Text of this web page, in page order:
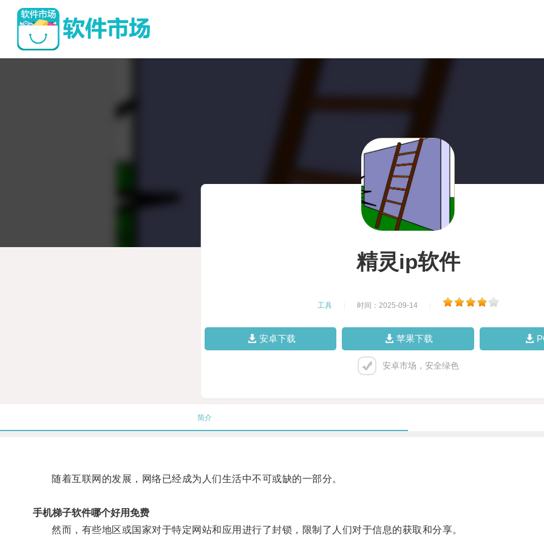
精灵ip软件
工具 时间：2025-09-14
安卓下载 苹果下载
安卓市场，安全绿色
简介
随着互联网的发展，网络已经成为人们生活中不可或缺的一部分。
手机梯子软件哪个好用免费
然而，有些地区或国家对于特定网站和应用进行了封锁，限制了人们对于信息的获取和分享。